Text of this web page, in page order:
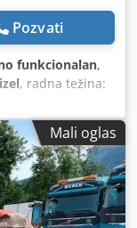
Pozvati
funkcionalan,
, radna težina:
hidraulika,
Mali oglas